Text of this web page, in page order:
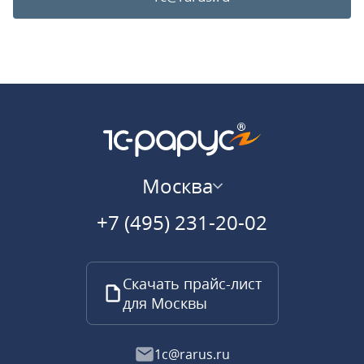
Москва
+7 (495) 231-20-02
Скачать прайс-лист
для Москвы
1c@rarus.ru